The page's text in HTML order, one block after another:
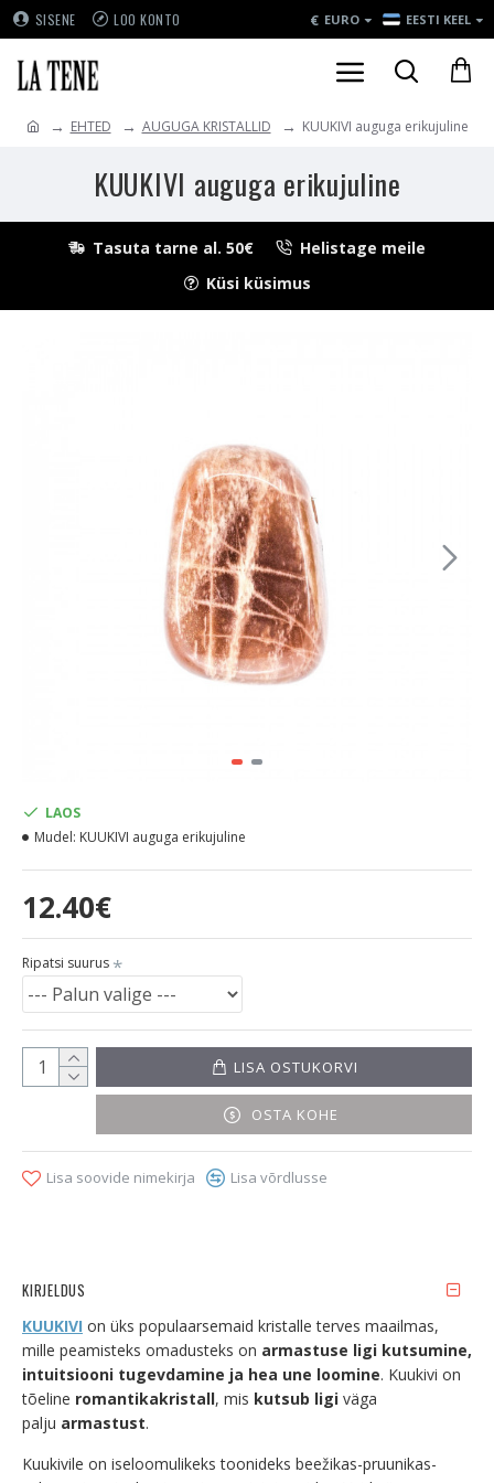
SISENE LOO KONTO € EURO EESTI KEEL
EHTED AUGUGA KRISTALLID KUUKIVI auguga erikujuline
KUUKIVI auguga erikujuline
Tasuta tarne al. 50€
Helistage meile
Küsi küsimus
12.40€
LAOS
Mudel: KUUKIVI auguga erikujuline
Ripatsi suurus
LISA OSTUKORVI
OSTA KOHE
Lisa soovide nimekirja Lisa võrdlusse
KIRJELDUS
KUUKIVI on üks populaarsemaid kristalle terves maailmas,
mille peamisteks omadusteks on armastuse ligi kutsumine,
intuitsiooni tugevdamine ja hea une loomine. Kuukivi on
tõeline romantikakristall, mis kutsub ligi väga
palju armastust.
Kuukivile on iseloomulikeks toonideks beežikas-pruunikas-